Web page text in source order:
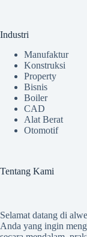
Industri
Manufaktur
Konstruksi
Property
Bisnis
Boiler
CAD
Alat Berat
Otomotif
Tentang Kami
Selamat datang di
Anda yang ingin